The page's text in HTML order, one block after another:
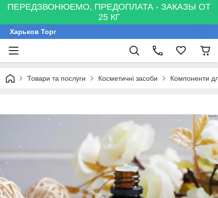
ПЕРЕДЗВОНЮЕМО, ПРЕДОПЛАТА - ЗАКАЗЫ ОТ
25 КГ
Харьков Торг
Товари та послуги Косметичні засоби Компоненти